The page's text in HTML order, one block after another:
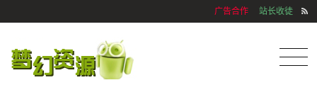
广告合作 站长收徒